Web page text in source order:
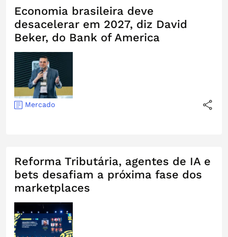
Economia brasileira deve
desacelerar em 2027, diz David
Beker, do Bank of America
Mercado
Reforma Tributária, agentes de IA e
bets desafiam a próxima fase dos
marketplaces